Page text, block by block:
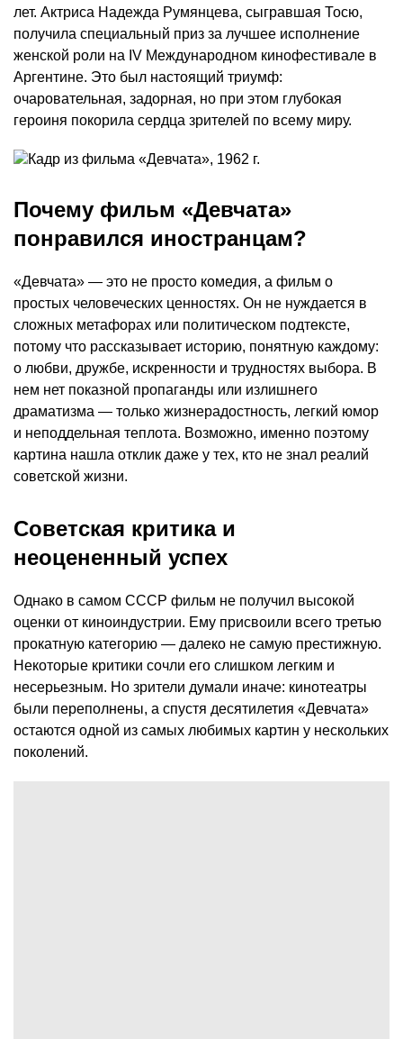
лет. Актриса Надежда Румянцева, сыгравшая Тосю,
получила специальный приз за лучшее исполнение
женской роли на IV Международном кинофестивале в
Аргентине. Это был настоящий триумф:
очаровательная, задорная, но при этом глубокая
героиня покорила сердца зрителей по всему миру.
Почему фильм «Девчата»
понравился иностранцам?
«Девчата» — это не просто комедия, а фильм о
простых человеческих ценностях. Он не нуждается в
сложных метафорах или политическом подтексте,
потому что рассказывает историю, понятную каждому:
о любви, дружбе, искренности и трудностях выбора. В
нем нет показной пропаганды или излишнего
драматизма — только жизнерадостность, легкий юмор
и неподдельная теплота. Возможно, именно поэтому
картина нашла отклик даже у тех, кто не знал реалий
советской жизни.
Советская критика и
неоцененный успех
Однако в самом СССР фильм не получил высокой
оценки от киноиндустрии. Ему присвоили всего третью
прокатную категорию — далеко не самую престижную.
Некоторые критики сочли его слишком легким и
несерьезным. Но зрители думали иначе: кинотеатры
были переполнены, а спустя десятилетия «Девчата»
остаются одной из самых любимых картин у нескольких
поколений.